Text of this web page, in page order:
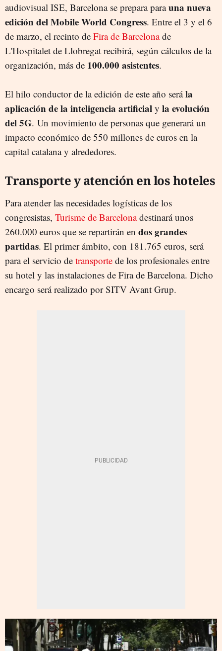
audiovisual ISE, Barcelona se prepara parauna nueva
edición del Mobile World Congress. Entre el 3 y el 6
de marzo, el recinto de Fira de Barcelonade
L'Hospitalet de Llobregat recibirá, según cálculos de la
organización, más de 100.000 asistentes.
El hilo conductor de la edición de este año serála
aplicación de la inteligencia artificial y la evolución
del 5G. Un movimiento de personas que generará un
impacto económico de 550 millones de euros en la
capital catalana y alrededores.
Transporte y atención en los hoteles
Para atender las necesidades logísticas de los
congresistas, Turisme de Barcelonadestinará unos
260.000 euros que se repartirán en dos grandes
partidas. El primer ámbito, con 181.765 euros, será
para el servicio de transporte de los profesionales entre
su hotel y las instalaciones de Fira de Barcelona. Dicho
encargo será realizado por SITV Avant Grup.